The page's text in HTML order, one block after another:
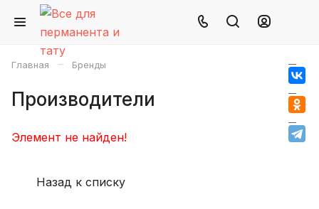
Главная – Бренды
Производители
Элемент не найден!
Назад к списку